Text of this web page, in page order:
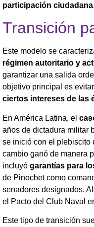
participación ciudadana.
Transición
Este modelo se
régimen autoritario y
garantizar una salida
objetivo principal es
ciertos intereses de las
En América Latina, el
años de dictadura militar
se inició con el plebiscito
cambio ganó de manera
incluyó garantías para
de Pinochet como
senadores designados.
el Pacto del Club Naval
Este tipo de transición